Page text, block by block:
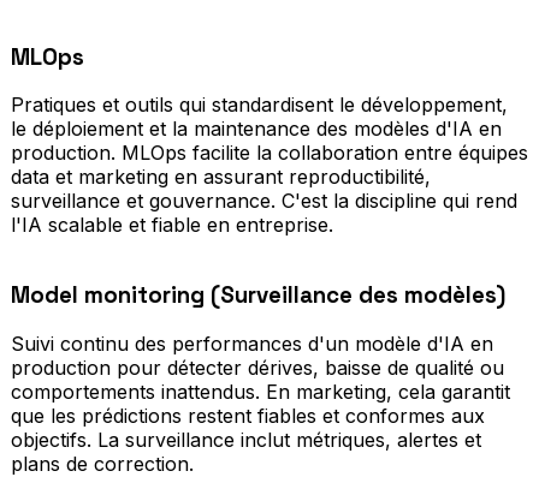
MLOps
Pratiques et outils qui standardisent le développement,
le déploiement et la maintenance des modèles d'IA en
production. MLOps facilite la collaboration entre équipes
data et marketing en assurant reproductibilité,
surveillance et gouvernance. C'est la discipline qui rend
l'IA scalable et fiable en entreprise.
Model monitoring (Surveillance des modèles)
Suivi continu des performances d'un modèle d'IA en
production pour détecter dérives, baisse de qualité ou
comportements inattendus. En marketing, cela garantit
que les prédictions restent fiables et conformes aux
objectifs. La surveillance inclut métriques, alertes et
plans de correction.